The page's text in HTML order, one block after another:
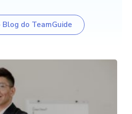
Blog do TeamGuide